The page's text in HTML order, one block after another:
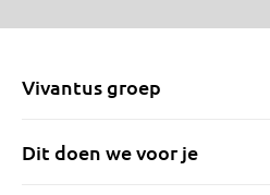
Vivantus groep
Dit doen we voor je